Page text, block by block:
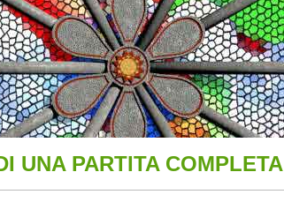
UNA PARTITA COMPLETA